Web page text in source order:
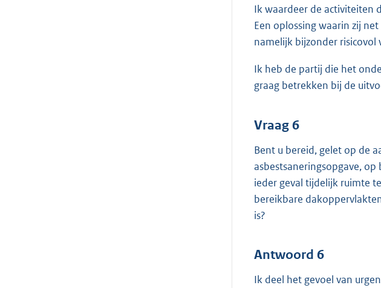
Ik waardeer de activiteiten
Een oplossing waarin zij
namelijk bijzonder risicovol
Ik heb de partij die het
graag betrekken bij de
Vraag 6
Bent u bereid, gelet op de
asbestsaneringsopgave,
ieder geval tijdelijk ruimte
bereikbare
is?
Antwoord 6
Ik deel het gevoel van